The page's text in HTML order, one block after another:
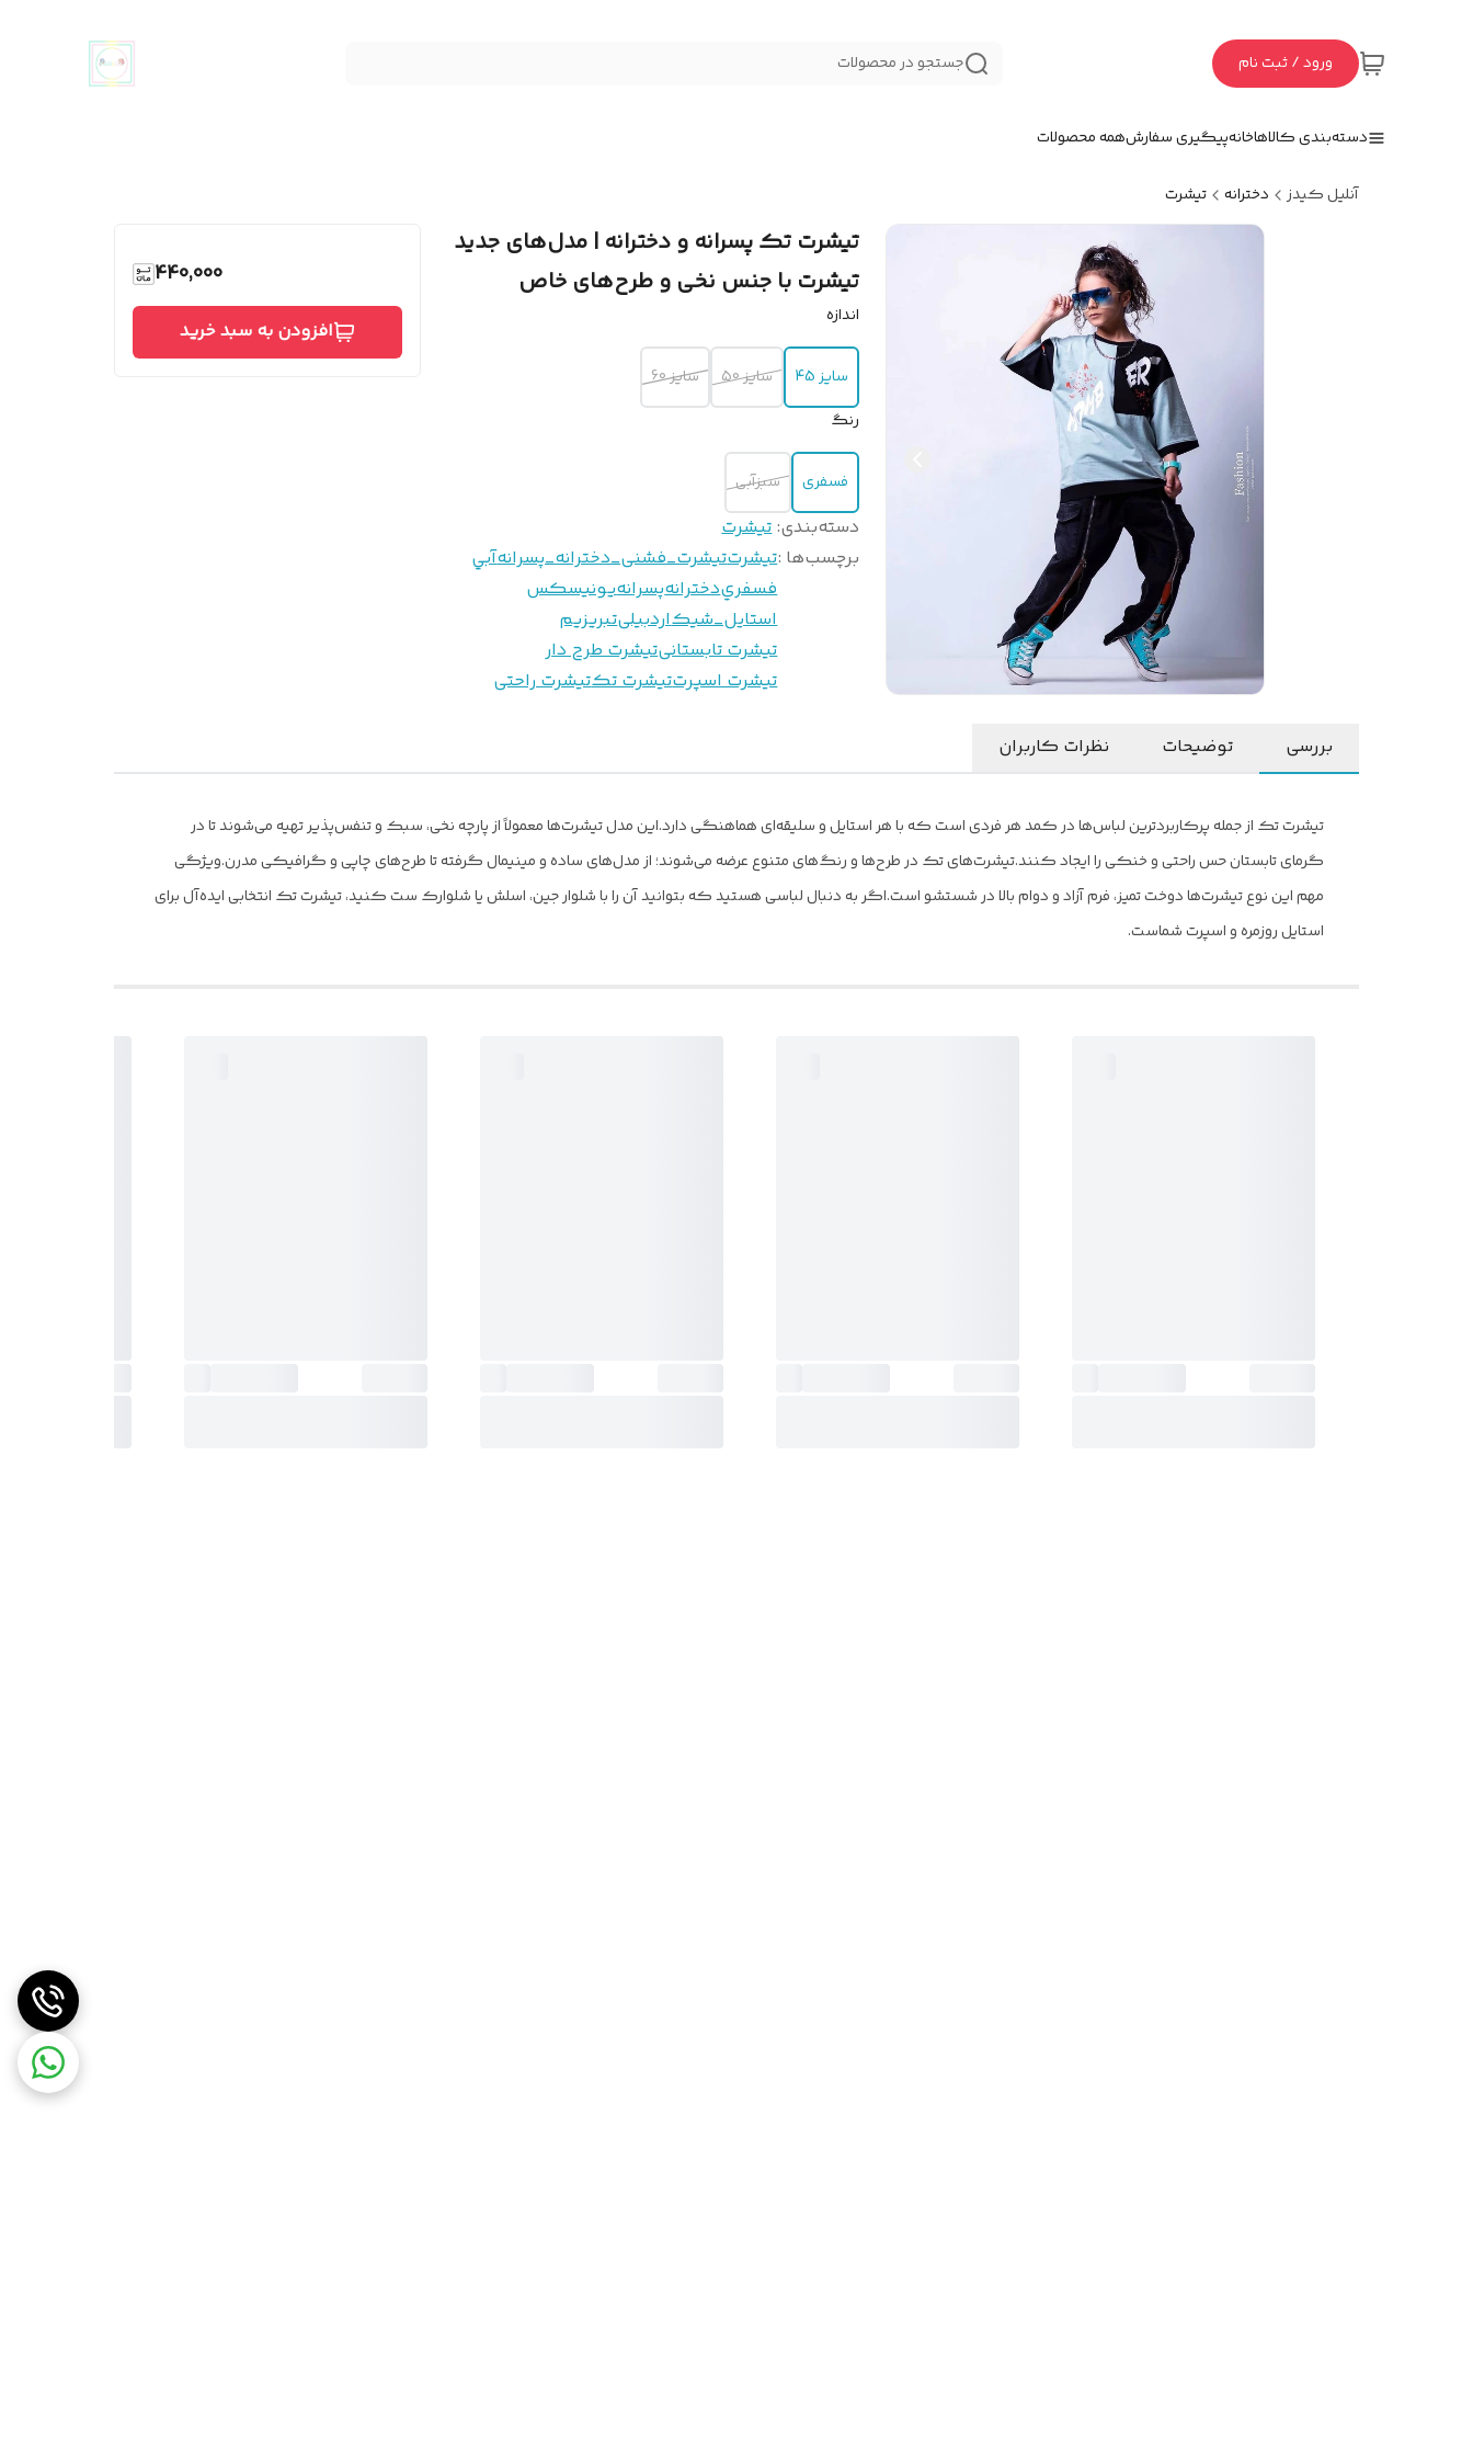
ورود / ثبت نام جستجو در محصولات
دسته‌بندی کالاهاخانهپیگیری سفارشهمه محصولات
آنلیل کیدز دخترانه تیشرت
تیشرت تک پسرانه و دخترانه | مدل‌های جدید
تیشرت با جنس نخی و طرح‌های خاص
اندازه
سایز 45 سایز 50
سایز 60
رنگ
فسفری سبزآبی
دسته‌بندی:تیشرت
برچسب‌ها :تيشرتتيشرت_فشنى_دخترانه_پسرانهآبي
فسفريدخترانهپسرانهيونيسكس
استايل_شيكاردبیلیتبريزيم
تیشرت تابستانیتیشرت طرح دار
تیشرت اسپرتتیشرت تکتیشرت راحتی
440,000
افزودن به سبد خرید
بررسی توضیحات نظرات کاربران
تیشرت تک از جمله پرکاربردترین لباس‌ها در کمد هر فردی است که با هر استایل و سلیقه‌ای هماهنگی دارد.این مدل تیشرت‌ها معمولاً از پارچه نخی، سبک و تنفس‌پذیر تهیه می‌شوند تا در
گرمای تابستان حس راحتی و خنکی را ایجاد کنند.تیشرت‌های تک در طرح‌ها و رنگ‌های متنوع عرضه می‌شوند؛ از مدل‌های ساده و مینیمال گرفته تا طرح‌های چاپی و گرافیکی مدرن.ویژگی
مهم این نوع تیشرت‌ها دوخت تمیز، فرم آزاد و دوام بالا در شستشو است.اگر به دنبال لباسی هستید که بتوانید آن را با شلوار جین، اسلش یا شلوارک ست کنید، تیشرت تک انتخابی ایده‌آل برای
استایل روزمره و اسپرت شماست.